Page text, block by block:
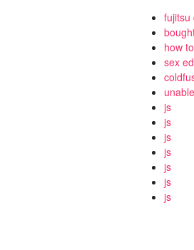
fujitsu
how
sex
js
js
js
js
js
js
js